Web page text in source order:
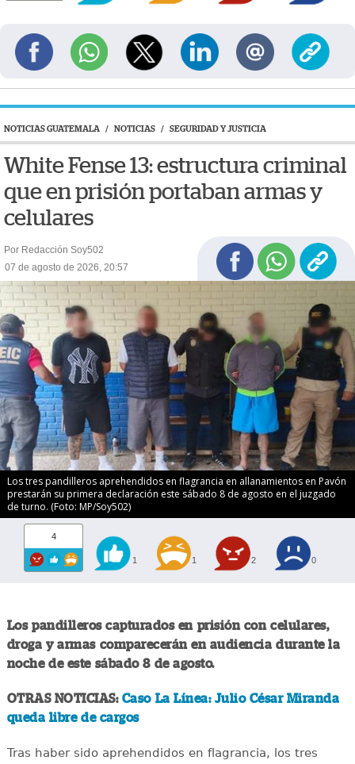
NOTICIAS GUATEMALA / NOTICIAS / SEGURIDAD Y JUSTICIA
White Fense 13: estructura criminal
que en prisión portaban armas y
celulares
Por Redacción Soy502
07 de agosto de 2026, 20:57
Los tres pandilleros aprehendidos en flagrancia en allanamientos en Pavón
prestarán su primera declaración este sábado 8 de agosto en el juzgado
de turno. (Foto: MP/Soy502)
4
1 1 2 0
Los pandilleros capturados en prisión con celulares,
droga y armas comparecerán en audiencia durante la
noche de este sábado 8 de agosto.
OTRAS NOTICIAS: Caso La Línea: Julio César Miranda
queda libre de cargos
Tras haber sido aprehendidos en flagrancia, los tres